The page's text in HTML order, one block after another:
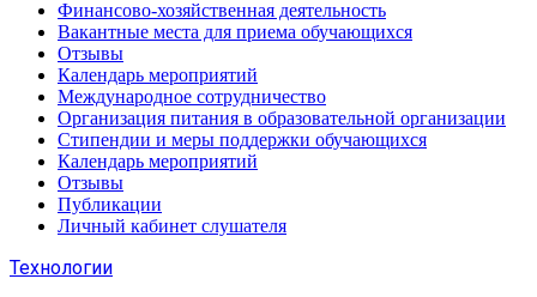
Финансово-хозяйственная деятельность
Вакантные места для приема обучающихся
Отзывы
Календарь мероприятий
Международное сотрудничество
Организация питания в образовательной организации
Стипендии и меры поддержки обучающихся
Календарь мероприятий
Отзывы
Публикации
Личный кабинет слушателя
Технологии